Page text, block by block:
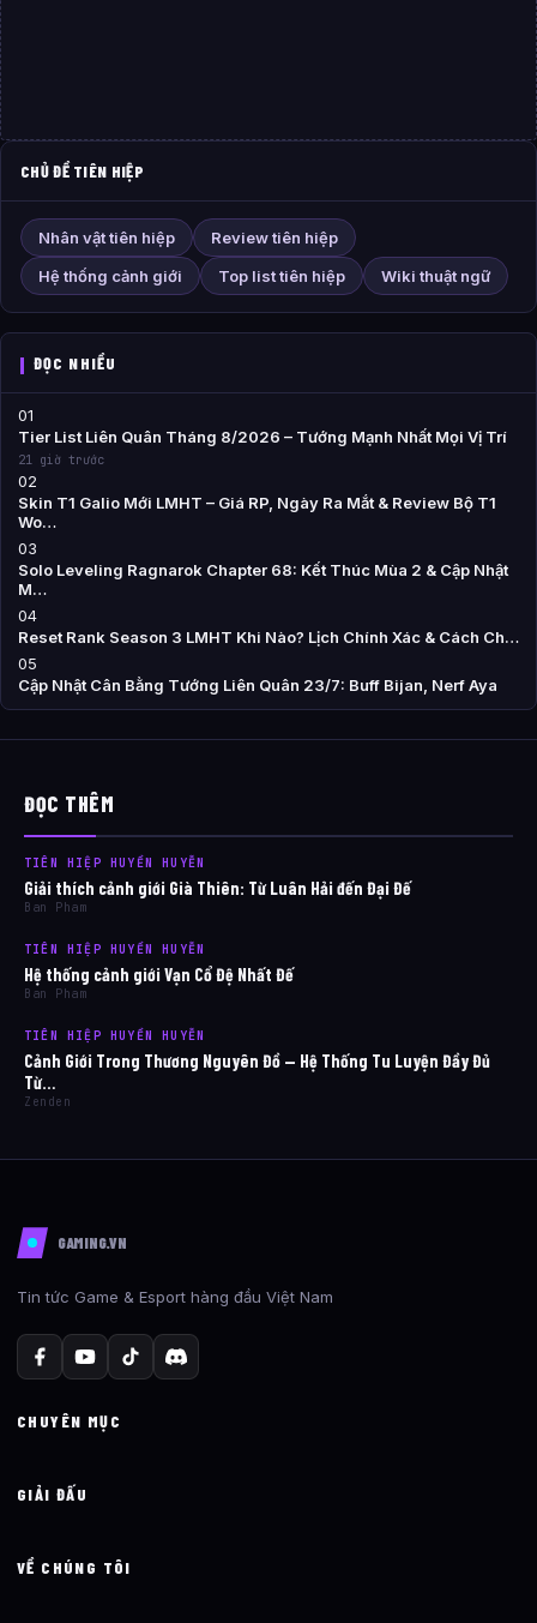
CHỦ ĐỀ TIÊN HIỆP
Nhân vật tiên hiệp
Review tiên hiệp
Hệ thống cảnh giới
Top list tiên hiệp Wiki thuật ngữ
ĐỌC NHIỀU
01
Tier List Liên Quân Tháng 8/2026 – Tướng Mạnh Nhất Mọi Vị Trí
21 giờ trước
02
Skin T1 Galio Mới LMHT – Giá RP, Ngày Ra Mắt & Review Bộ T1
Wo…
03
Solo Leveling Ragnarok Chapter 68: Kết Thúc Mùa 2 & Cập Nhật
M…
04
Reset Rank Season 3 LMHT Khi Nào? Lịch Chính Xác & Cách Ch…
05
Cập Nhật Cân Bằng Tướng Liên Quân 23/7: Buff Bijan, Nerf Aya
ĐỌC THÊM
TIÊN HIỆP HUYỀN HUYỄN
Giải thích cảnh giới Già Thiên: Từ Luân Hải đến Đại Đế
Ban Pham
TIÊN HIỆP HUYỀN HUYỄN
Hệ thống cảnh giới Vạn Cổ Đệ Nhất Đế
Ban Pham
TIÊN HIỆP HUYỀN HUYỄN
Cảnh Giới Trong Thương Nguyên Đồ — Hệ Thống Tu Luyện Đầy Đủ
Từ…
Zenden
GAMING.VN
Tin tức Game & Esport hàng đầu Việt Nam
CHUYÊN MỤC
GIẢI ĐẤU
VỀ CHÚNG TÔI